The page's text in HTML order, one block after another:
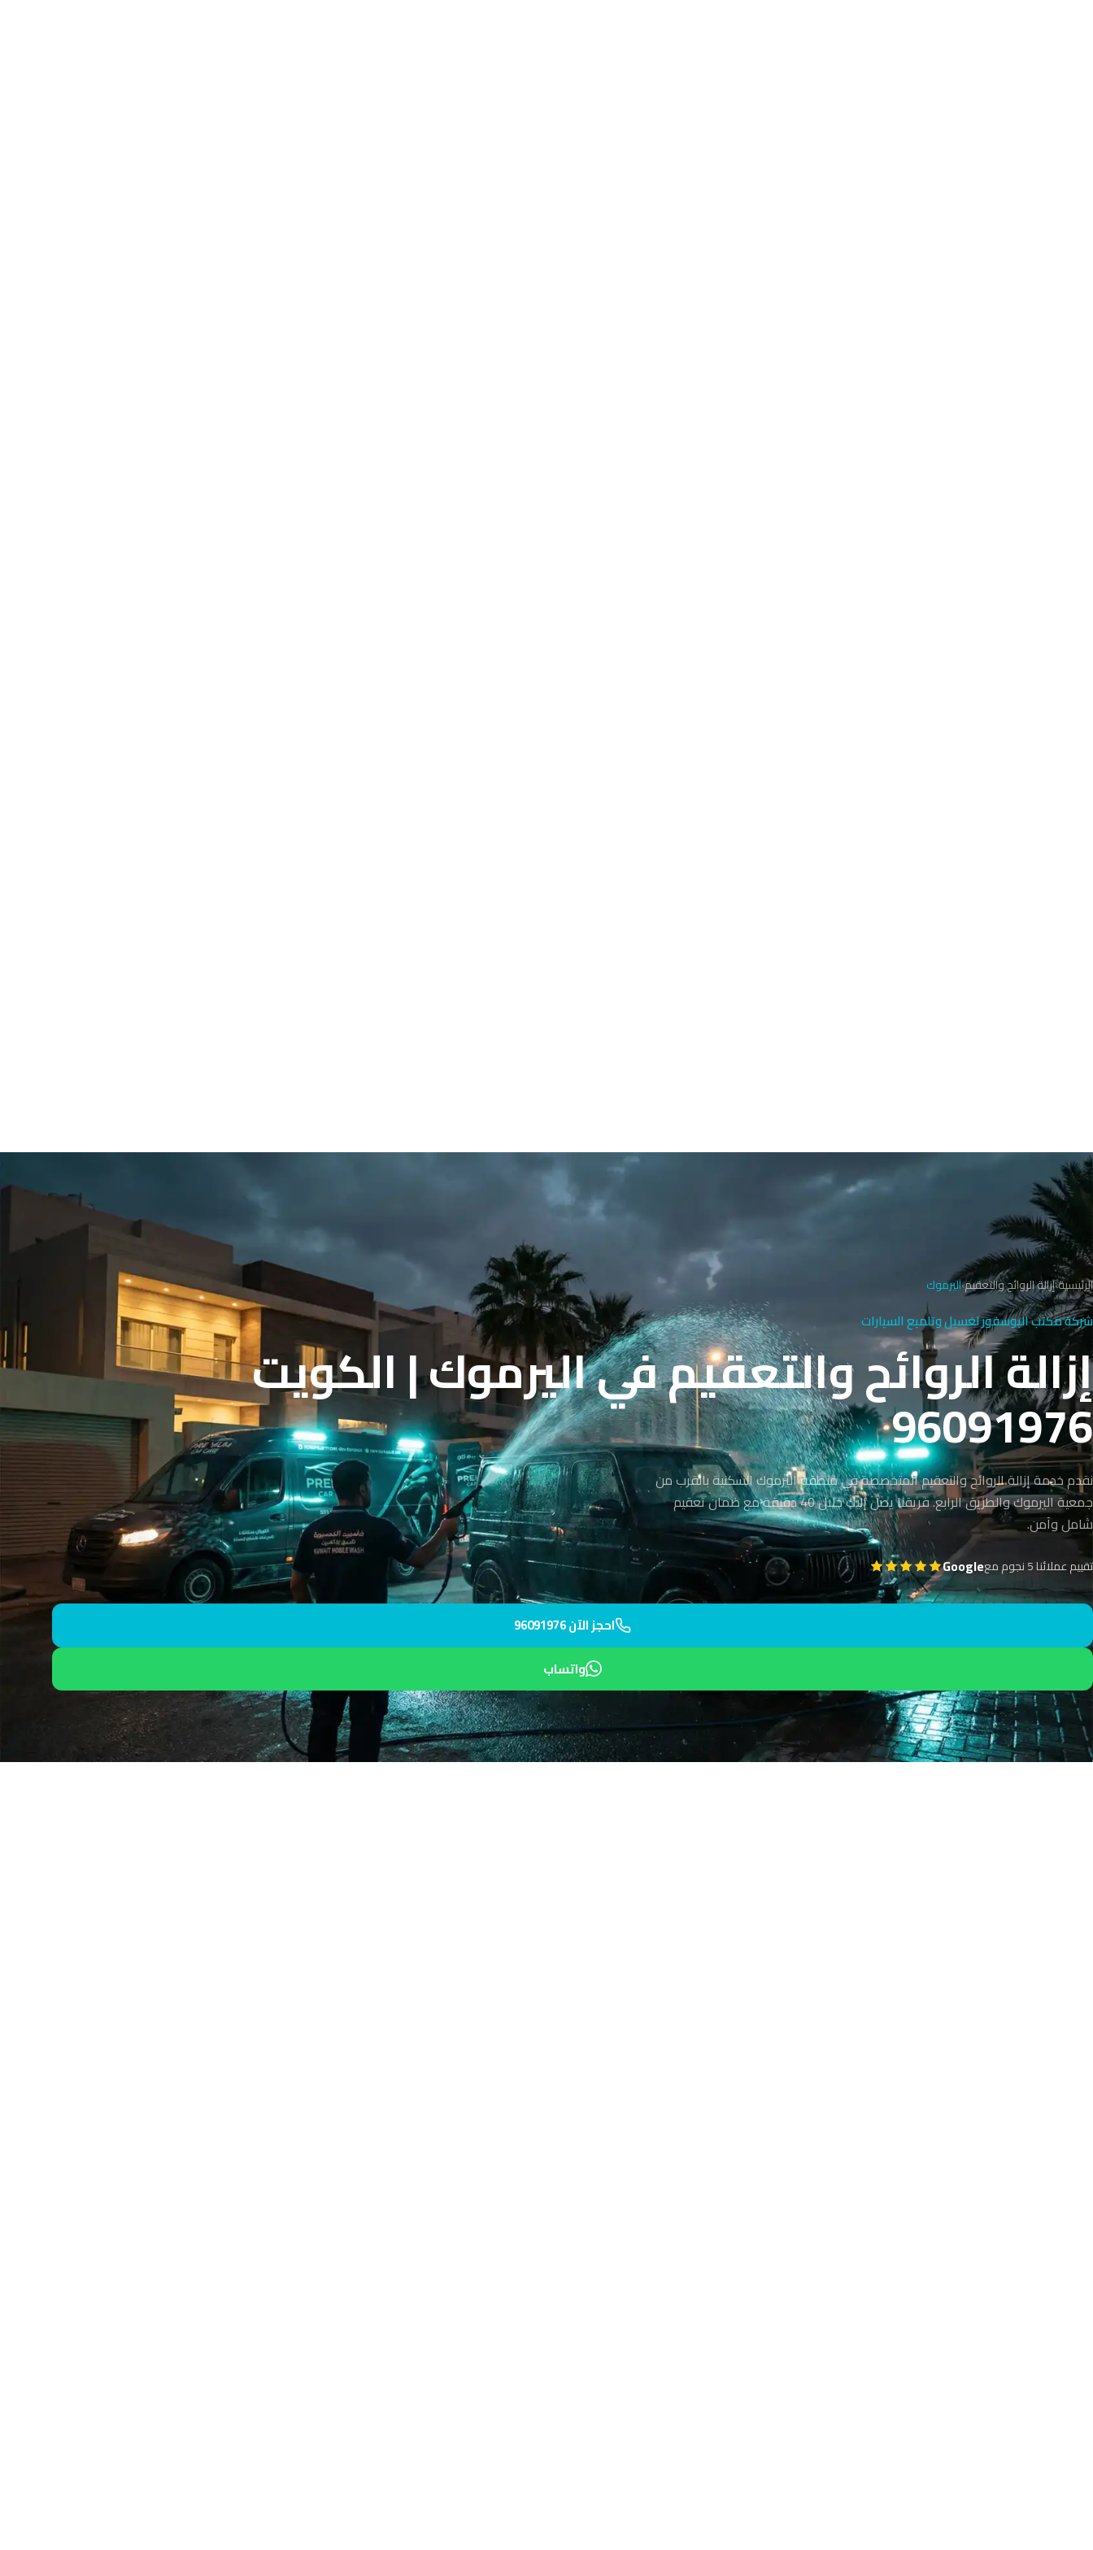
الرئيسية›إزالة الروائح والتعقيم›اليرموك
شركة مكتب البوسفور لغسيل وتلميع السيارات
إزالة الروائح والتعقيم في اليرموك | الكويت
96091976
نقدم خدمة إزالة الروائح والتعقيم المتخصصة في منطقة اليرموك السكنية بالقرب من
جمعية اليرموك والطريق الرابع. فريقنا يصل إليك خلال 40 دقيقة مع ضمان تعقيم
شامل وآمن.
تقييم عملائنا 5 نجوم مع Google
احجز الآن 96091976
واتساب